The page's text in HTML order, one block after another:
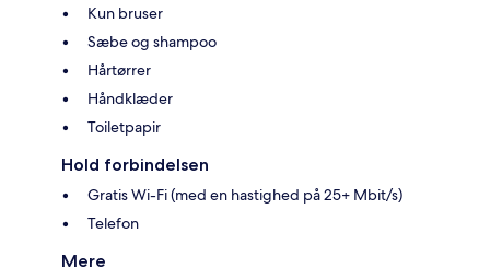
Kun bruser
Sæbe og shampoo
Hårtørrer
Håndklæder
Toiletpapir
Hold forbindelsen
Gratis Wi-Fi (med en hastighed på 25+ Mbit/s)
Telefon
Mere